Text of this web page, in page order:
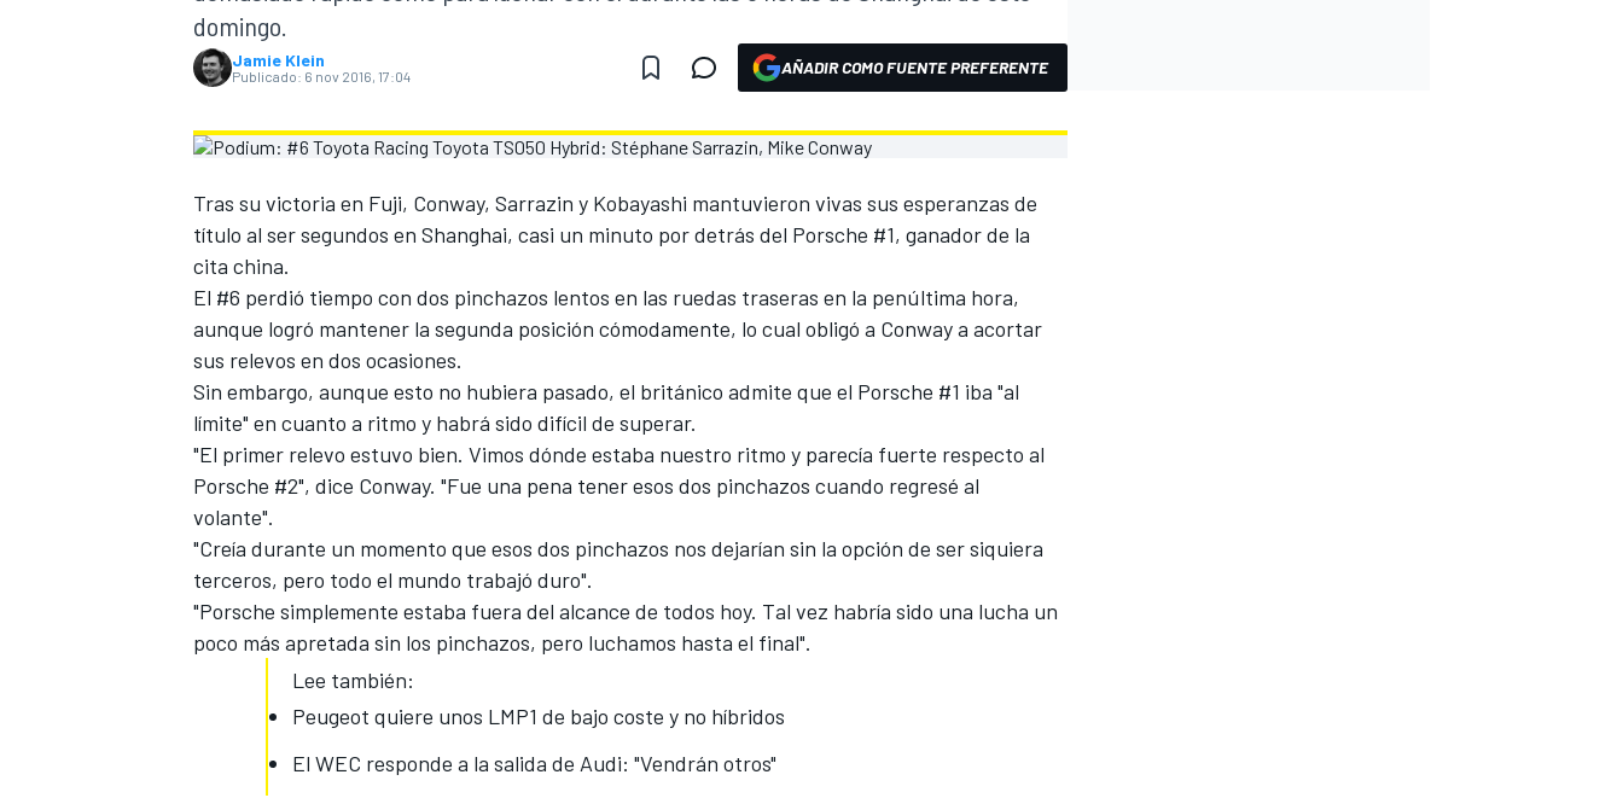
MOTOGP
NASCAR CUP
domingo.
Jamie Klein
Publicado: 6 nov 2016, 17:04 AÑADIR COMO FUENTE PREFERENTE
Tras su victoria en Fuji, Conway, Sarrazin y Kobayashi mantuvieron vivas sus esperanzas de
título al ser segundos en Shanghai, casi un minuto por detrás del Porsche #1, ganador de la
cita china.
El #6 perdió tiempo con dos pinchazos lentos en las ruedas traseras en la penúltima hora,
aunque logró mantener la segunda posición cómodamente, lo cual obligó a Conway a acortar
sus relevos en dos ocasiones.
Sin embargo, aunque esto no hubiera pasado, el británico admite que el Porsche #1 iba "al
límite" en cuanto a ritmo y habrá sido difícil de superar.
"El primer relevo estuvo bien. Vimos dónde estaba nuestro ritmo y parecía fuerte respecto al
Porsche #2", dice Conway. "Fue una pena tener esos dos pinchazos cuando regresé al
volante".
"Creía durante un momento que esos dos pinchazos nos dejarían sin la opción de ser siquiera
terceros, pero todo el mundo trabajó duro".
"Porsche simplemente estaba fuera del alcance de todos hoy. Tal vez habría sido una lucha un
poco más apretada sin los pinchazos, pero luchamos hasta el final".
Lee también:
Peugeot quiere unos LMP1 de bajo coste y no híbridos
El WEC responde a la salida de Audi: "Vendrán otros"